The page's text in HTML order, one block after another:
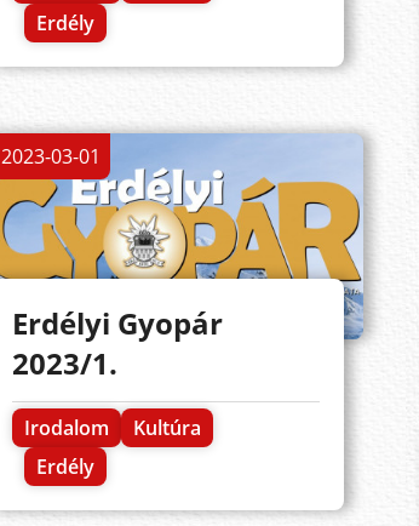
Erdély
2023-03-01
Erdélyi Gyopár
2023/1.
Irodalom
Kultúra
Erdély